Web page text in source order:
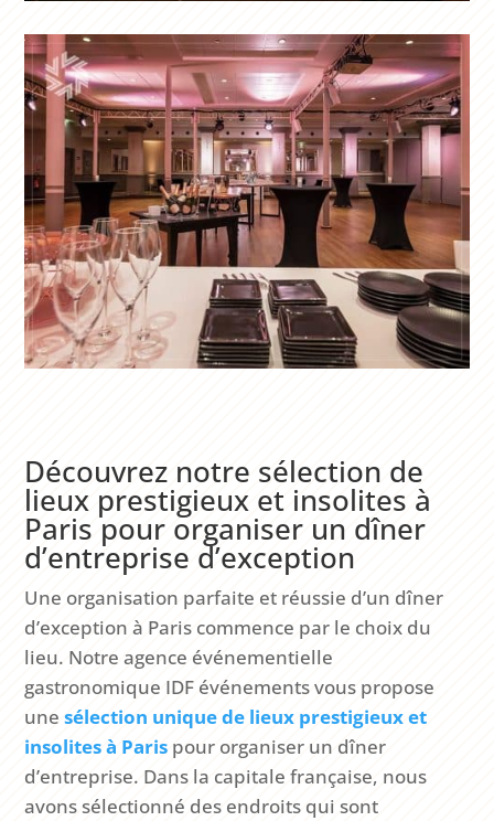
Découvrez notre sélection de
lieux prestigieux et insolites à
Paris pour organiser un dîner
d’entreprise d’exception
Une organisation parfaite et réussie d’un dîner
d’exception à Paris commence par le choix du
lieu. Notre agence événementielle
gastronomique IDF événements vous propose
unesélection unique de lieux prestigieux et
insolites à Paris pour organiser un dîner
d’entreprise. Dans la capitale française, nous
avons sélectionné des endroits qui sont